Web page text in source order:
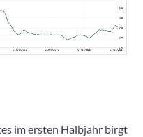
im ersten Halbjahr birgt